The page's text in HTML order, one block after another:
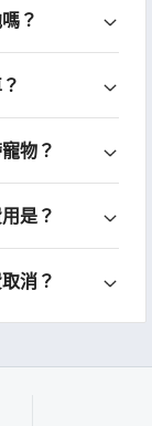
？
物？
是？
消？